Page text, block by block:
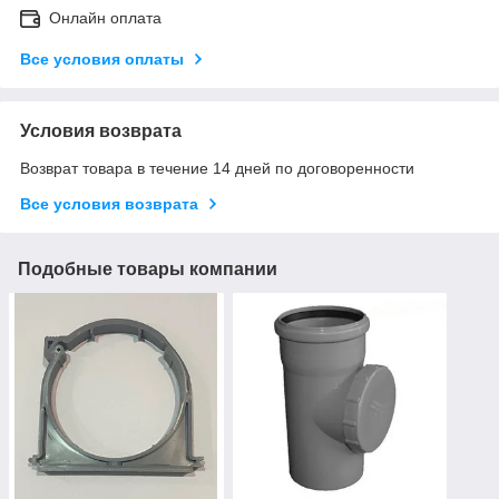
Онлайн оплата
Все условия оплаты
Условия возврата
Возврат товара в течение 14 дней по договоренности
Все условия возврата
Подобные товары компании